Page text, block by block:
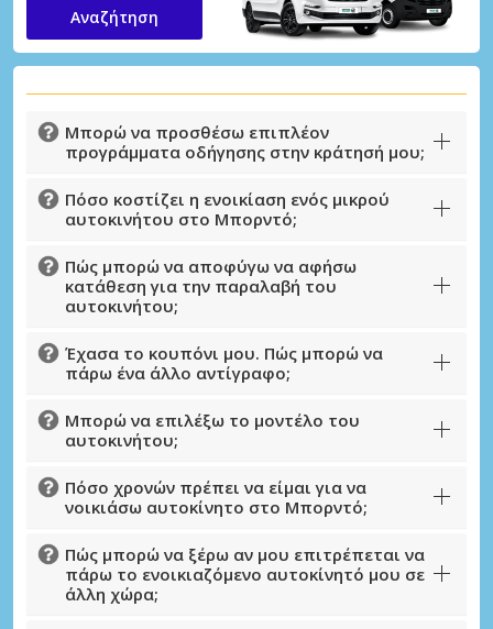
Αναζήτηση
Μπορώ να προσθέσω επιπλέον
προγράμματα οδήγησης στην κράτησή μου;
Πόσο κοστίζει η ενοικίαση ενός μικρού
αυτοκινήτου στο Μπορντό;
Πώς μπορώ να αποφύγω να αφήσω
κατάθεση για την παραλαβή του
αυτοκινήτου;
Έχασα το κουπόνι μου. Πώς μπορώ να
πάρω ένα άλλο αντίγραφο;
Μπορώ να επιλέξω το μοντέλο του
αυτοκινήτου;
Πόσο χρονών πρέπει να είμαι για να
νοικιάσω αυτοκίνητο στο Μπορντό;
Πώς μπορώ να ξέρω αν μου επιτρέπεται να
πάρω το ενοικιαζόμενο αυτοκίνητό μου σε
άλλη χώρα;